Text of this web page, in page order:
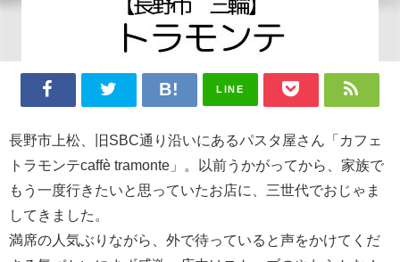
LINE
長野市上松、旧SBC通り沿いにあるパスタ屋さん「カフェ
トラモンテcaffè tramonte」。以前うかがってから、家族で
もう一度行きたいと思っていたお店に、三世代でおじゃま
してきました。
満席の人気ぶりながら、外で待っていると声をかけてくだ